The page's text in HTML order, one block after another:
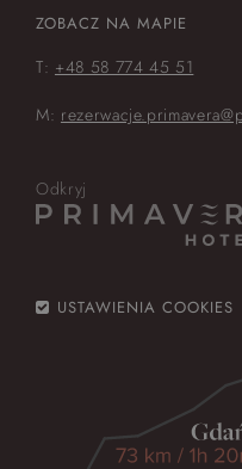
ZOBACZ NA MAPIE
T: +48 58 774 45 51
M:
Odkryj
USTAWIENIA COOKIES